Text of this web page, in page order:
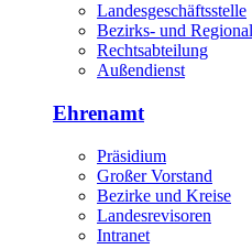
Landesgeschäftsstelle
Bezirks- und
Rechtsabteilung
Außendienst
Ehrenamt
Präsidium
Großer Vorstand
Bezirke und Kreise
Landesrevisoren
Intranet